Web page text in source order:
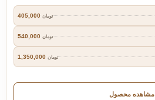
405,000 تومان
540,000 تومان
1,350,000 تومان
مشاهده محصول